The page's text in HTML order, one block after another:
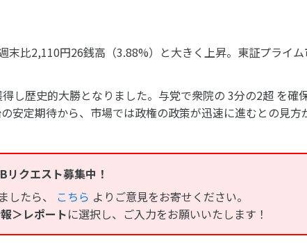
末比2,110円26銭高（3.88%）と大きく上昇。東証プライ
し歴史的大勝となりました。与党で衆院の 3分の2超 を確
安定期待から、市場では政権の政策が迅速に進むとの見方
リクエスト募集中！
したら、
こちら よりご意見をお寄せください。
＞レポートに選択し、ご入力をお願いいたします！